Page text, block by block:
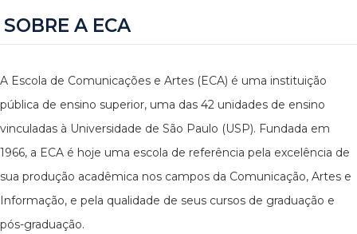
SOBRE A ECA
A Escola de Comunicações e Artes (ECA) é uma instituição
pública de ensino superior, uma das 42 unidades de ensino
vinculadas à Universidade de São Paulo (USP). Fundada em
1966, a ECA é hoje uma escola de referência pela excelência de
sua produção acadêmica nos campos da Comunicação, Artes e
Informação, e pela qualidade de seus cursos de graduação e
pós-graduação.